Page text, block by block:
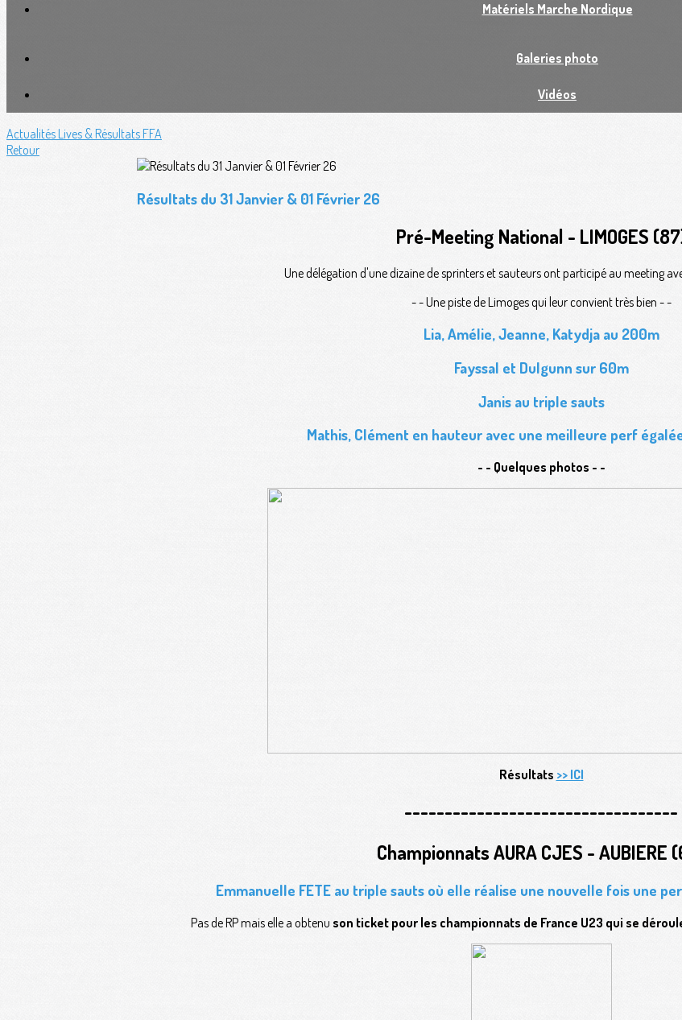
Matériels Marche Nordique
Galeries photo
Vidéos
ActualitésLives & Résultats FFA
Retour
Résultats du 31 Janvier & 01 Février 26
Pré-Meeting National - LIMOGES
Une délégation d'une dizaine de sprinters et sauteurs ont participé au meeting
- - Une piste de Limoges qui leur convient très bien - -
Lia, Amélie, Jeanne, Katydja au 200m
Fayssal et Dulgunn sur 60m
Janis au triple sauts
Mathis, Clément en hauteur avec une meilleure perf
- - Quelques photos - -
Résultats >> ICI
----------------------------------
Championnats AURA CJES - AUBIERE
Emmanuelle FETE au triple sauts où elle réalise une nouvelle fois une
Pas de RP mais elle a obtenu son ticket pour les championnats de France U23 qui se